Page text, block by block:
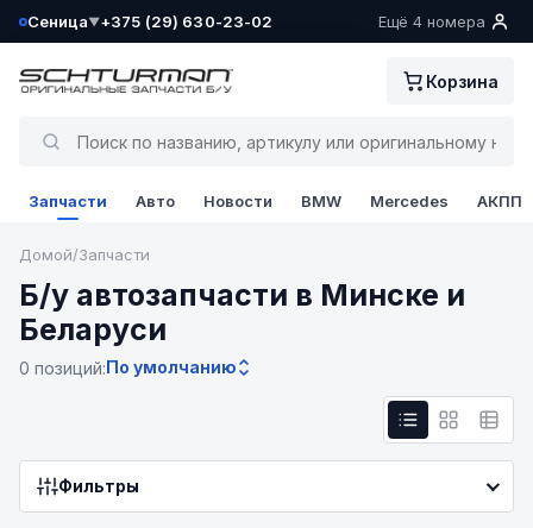
Сеница▼
Ваш склад определён как:
+375 (29) 630-23-02 Ещё 4 номера
Корзина
Запчасти Авто Новости BMW Mercedes АКПП
Домой/Запчасти
Б/у автозапчасти в Минске и
Беларуси
0 позиций:По умолчанию
Фильтры